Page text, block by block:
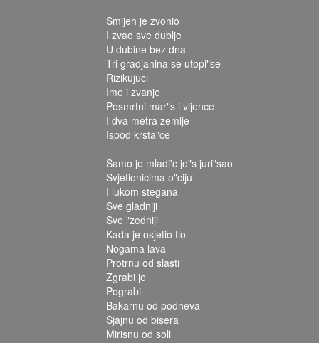
Smijeh je zvonio
I zvao sve dublje
U dubine bez dna
Tri gradjanina se utopi"se
Rizikujuci
Ime i zvanje
Posmrtni mar"s i vijence
I dva metra zemlje
Ispod krsta"ce
Samo je mladi'c jo"s juri"sao
Svjetionicima o"ciju
I lukom stegana
Sve gladniji
Sve "zedniji
Kada je osjetio tlo
Nogama lava
Protrnu od slasti
Zgrabi je
Pograbi
Bakarnu od podneva
Sjajnu od bisera
Mirisnu od soli